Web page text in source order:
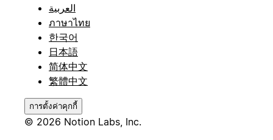
العربية
ภาษาไทย
한국어
日本語
简体中文
繁體中文
การตั้งค่าคุกกี้
© 2026 Notion Labs, Inc.